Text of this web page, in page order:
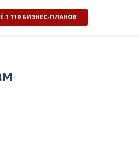
1 119 БИЗНЕС-ПЛАНОВ